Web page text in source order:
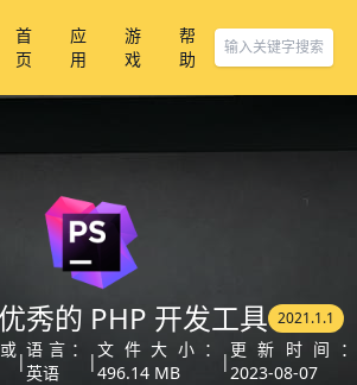
首
页
应
用
游
戏
帮
助
秀的 PHP 开发工具 2021.1.1
|
语言：
英语
|
文件大小：
496.14 MB
|
更新时间：
2023-08-07